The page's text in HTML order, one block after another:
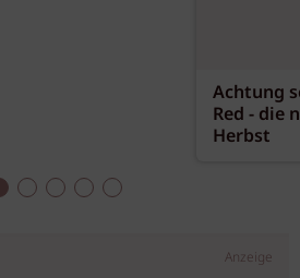
Achtung
Red - die
Herbst
Anzeige